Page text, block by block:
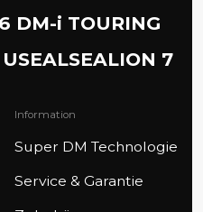
DM-i TOURING
SEALSEALION 7
Information
Super DM Technologie
Service & Garantie